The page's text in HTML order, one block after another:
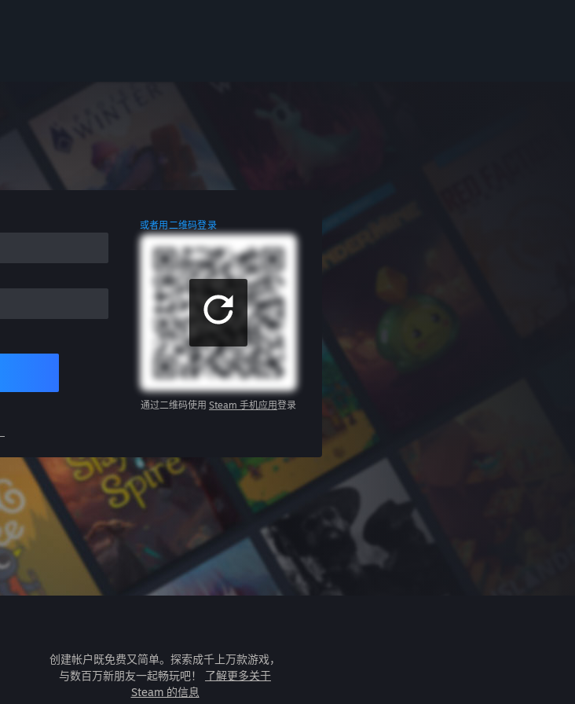
或者用二维码登录
通过二维码使用 Steam 手机应用登录
创建帐户既免费又简单。探索成千上万款游戏，
与数百万新朋友一起畅玩吧！ 了解更多关于
Steam 的信息